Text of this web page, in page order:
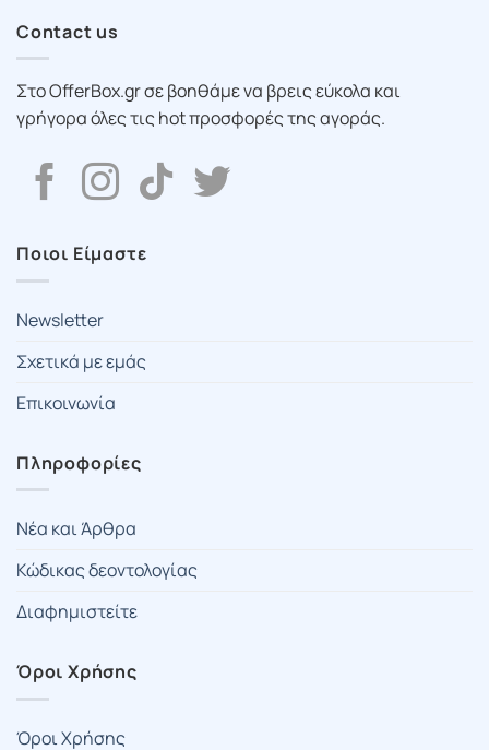
Contact us
Στο OfferBox.gr σε βοηθάμε να βρεις εύκολα και
γρήγορα όλες τις hot προσφορές της αγοράς.
Ποιοι Είμαστε
Newsletter
Σχετικά με εμάς
Επικοινωνία
Πληροφορίες
Νέα και Άρθρα
Κώδικας δεοντολογίας
Διαφημιστείτε
Όροι Χρήσης
Όροι Χρήσης